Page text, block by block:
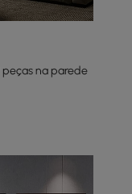
peças na parede